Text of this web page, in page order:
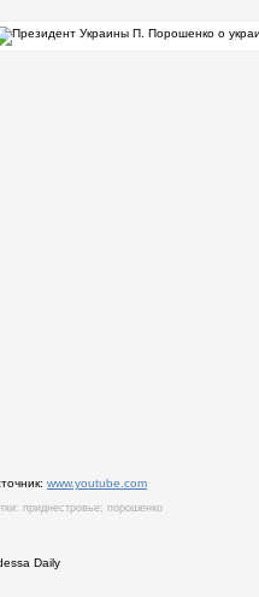
www.youtube.com
приднестровье; порошенко
Daily